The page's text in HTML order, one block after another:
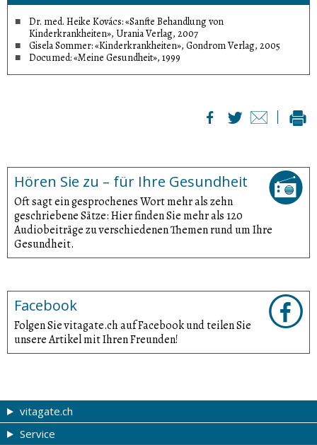
Dr. med. Heike Kovács: «Sanfte Behandlung von
Kinderkrankheiten», Urania Verlag, 2007
Gisela Sommer: «Kinderkrankheiten», Gondrom Verlag, 2005
Documed: «Meine Gesundheit», 1999
Hören Sie zu – für Ihre Gesundheit
Oft sagt ein gesprochenes Wort mehr als zehn
geschriebene Sätze: Hier finden Sie mehr als 120
Audiobeiträge zu verschiedenen Themen rund um Ihre
Gesundheit.
Facebook
Folgen Sie vitagate.ch auf Facebook und teilen Sie
unsere Artikel mit Ihren Freunden!
vitagate.ch
Gesund & schön
Service